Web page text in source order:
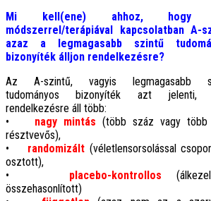
Mi kell(ene) ahhoz, hogy
módszerrel/terápiával kapcsolatban A-
azaz a legmagasabb szintű
bizonyíték álljon rendelkezésre?
Az A-szintű, vagyis legmagasabb
tudományos bizonyíték azt jelenti,
rendelkezésre áll több:
• nagy mintás (több száz vagy
résztvevős),
• randomizált (véletlensorsolással
osztott),
• placebo-kontrollos
összehasonlított)